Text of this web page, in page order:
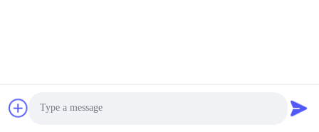
Erhalten Sie Besten Preis